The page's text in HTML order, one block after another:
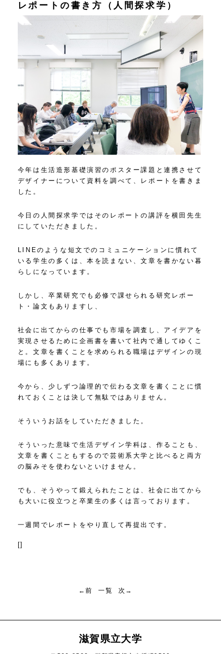
レポートの書き方（人間探求学）
今年は生活造形基礎演習のポスター課題と連携させて
デザイナーについて資料を調べて、レポートを書きま
した。
今日の人間探求学ではそのレポートの講評を横田先生
にしていただきました。
LINEのような短文でのコミュニケーションに慣れて
いる学生の多くは、本を読まない、文章を書かない暮
らしになっています。
しかし、卒業研究でも必修で課せられる研究レポー
ト・論文もありますし、
社会に出てからの仕事でも市場を調査し、アイデアを
実現させるために企画書を書いて社内で通してゆくこ
と。文章を書くことを求められる職場はデザインの現
場にも多くあります。
今から、少しずつ論理的で伝わる文章を書くことに慣
れておくことは決して無駄ではありません。
そういうお話をしていただきました。
そういった意味で生活デザイン学科は、作ることも、
文章を書くこともするので芸術系大学と比べると両方
の脳みそを使わないといけません。
でも、そうやって鍛えられたことは、社会に出てから
も大いに役立つと卒業生の多くは言っております。
一週間でレポートをやり直して再提出です。
[]
←前 一覧 次→
滋賀県立大学